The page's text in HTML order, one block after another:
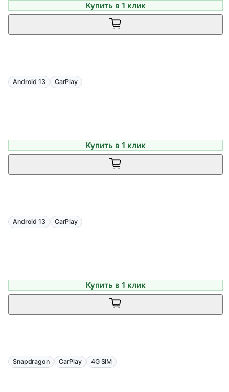
Купить в 1 клик
Android 13 CarPlay
Купить в 1 клик
Android 13 CarPlay
Купить в 1 клик
Snapdragon CarPlay 4G SIM